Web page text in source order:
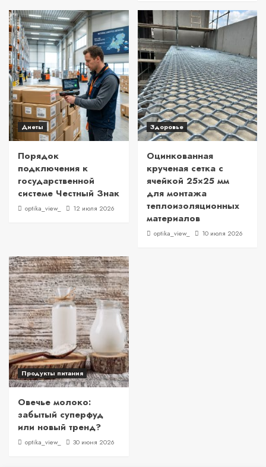
Диеты
Порядок
подключения к
государственной
системе Честный Знак
optika_view_ 12 июля 2026
Здоровье
Оцинкованная
крученая сетка с
ячейкой 25×25 мм
для монтажа
теплоизоляционных
материалов
optika_view_ 10 июля 2026
Продукты питания
Овечье молоко:
забытый суперфуд
или новый тренд?
optika_view_ 30 июня 2026